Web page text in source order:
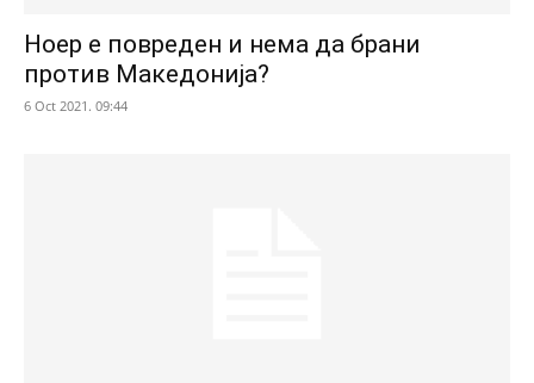
Ноер е повреден и нема да брани
против Македонија?
6 Oct 2021. 09:44